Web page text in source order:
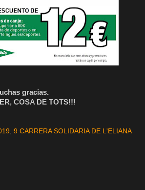
gracias.
COSA DE TOTS!!!
, 9 CARRERA SOLIDARIA DE L'ELIANA